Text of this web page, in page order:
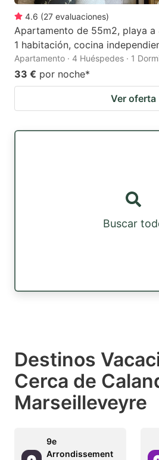
4.6 (27 evaluaciones)
Apartamento de 55m2, playa a
1 habitación, cocina
Apartamento · 4 Huéspedes · 1
33 € por noche*
Ver oferta
Buscar
Destinos
Cerca de
Marseilleveyre
9e
Arrondissement